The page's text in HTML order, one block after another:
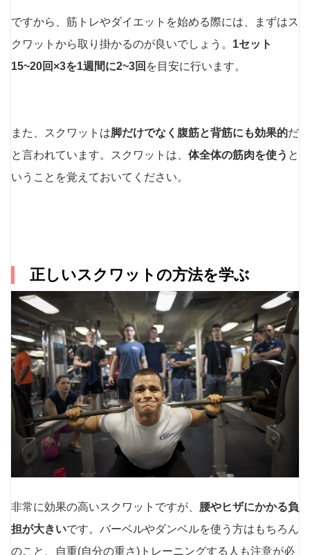
ですから、筋トレやダイエットを始める際には、まずはス
クワットから取り掛かるのが良いでしょう。 1セット
15~20回×3を1週間に2~3回 を目安に行います。
また、スクワットは脚だけでなく腹筋と背筋にも効果的だ
と言われています。スクワットは、 体全体の筋肉を使う と
いうことを覚えておいてください。
正しいスクワットの方法を学ぶ
非常に効果の高いスクワットですが、 腰やヒザにかかる負
担が大きいです。バーベルやダンベルを使う方はもちろん
のこと、自重(自分の重さ)トレーニングする人も注意が必